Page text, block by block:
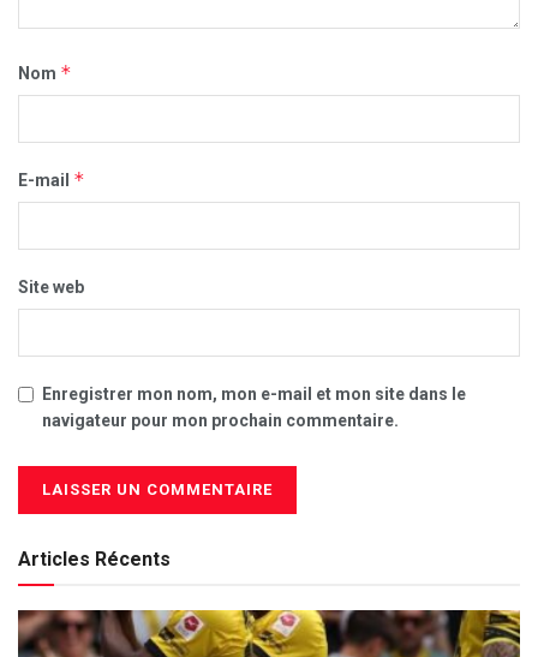
Nom *
E-mail *
Site web
Enregistrer mon nom, mon e-mail et mon site dans le
navigateur pour mon prochain commentaire.
Articles Récents